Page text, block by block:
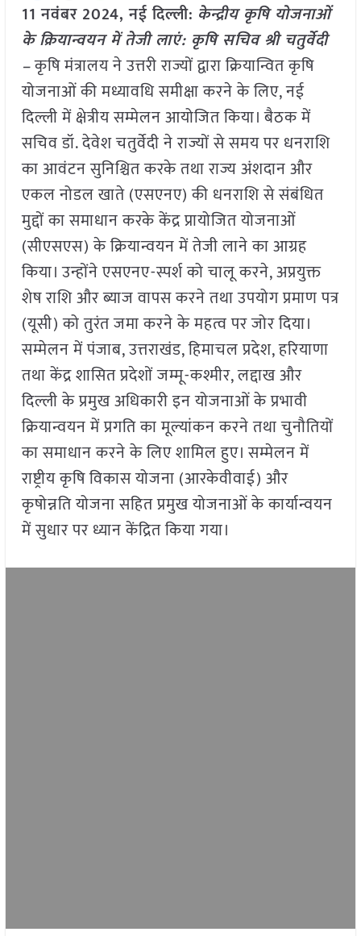
11 नवंबर 2024, नई दिल्ली: केन्द्रीय कृषि योजनाओं
के क्रियान्वयन में तेजी लाएं: कृषि सचिव श्री चतुर्वेदी
–कृषि मंत्रालय ने उत्तरी राज्यों द्वारा क्रियान्वित कृषि
योजनाओं की मध्यावधि समीक्षा करने के लिए, नई
दिल्ली में क्षेत्रीय सम्मेलन आयोजित किया। बैठक में
सचिव डॉ. देवेश चतुर्वेदी ने राज्यों से समय पर धनराशि
का आवंटन सुनिश्चित करके तथा राज्य अंशदान और
एकल नोडल खाते (एसएनए) की धनराशि से संबंधित
मुद्दों का समाधान करके केंद्र प्रायोजित योजनाओं
(सीएसएस) के क्रियान्वयन में तेजी लाने का आग्रह
किया। उन्होंने एसएनए-स्पर्श को चालू करने, अप्रयुक्त
शेष राशि और ब्याज वापस करने तथा उपयोग प्रमाण पत्र
(यूसी) को तुरंत जमा करने के महत्व पर जोर दिया।
सम्मेलन में पंजाब, उत्तराखंड, हिमाचल प्रदेश, हरियाणा
तथा केंद्र शासित प्रदेशों जम्मू-कश्मीर, लद्दाख और
दिल्ली के प्रमुख अधिकारी इन योजनाओं के प्रभावी
क्रियान्वयन में प्रगति का मूल्यांकन करने तथा चुनौतियों
का समाधान करने के लिए शामिल हुए। सम्मेलन में
राष्ट्रीय कृषि विकास योजना (आरकेवीवाई) और
कृषोन्नति योजना सहित प्रमुख योजनाओं के कार्यान्वयन
में सुधार पर ध्यान केंद्रित किया गया।